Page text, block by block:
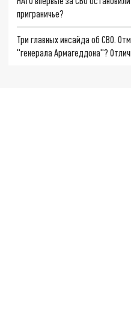
приграничье?
Три главных инсайда об СВО.
"генерала Армагеддона"?